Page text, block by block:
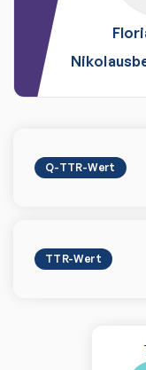
Q-TTR-Wert
TTR-Wert